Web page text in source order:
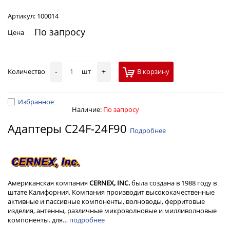
Артикул: 100014
Цена
По запросу
Количество - шт + В корзину
Избранное
Наличие: По запросу
Адаптеры C24F-24F90 Подробнее
Американская компанияCERNEX, INC.была создана в 1988 году в
штате Калифорния. Компания производит высококачественные
активные и пассивные компоненты, волноводы, ферритовые
изделия, антенны, различные микроволновые и милливолновые
компоненты. для… подробнее